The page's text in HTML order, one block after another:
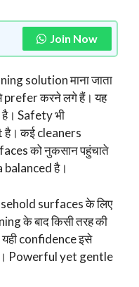
Join Now
solution माना जाता
prefer करने लगे हैं। यह
है। Safety भी
है। कई cleaners
को नुकसान पहुंचाते
है।
surfaces के लिए
के बाद किसी तरह की
यही confidence इसे
Powerful yet gentle